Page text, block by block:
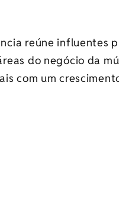
reúne influentes
do negócio da
com um